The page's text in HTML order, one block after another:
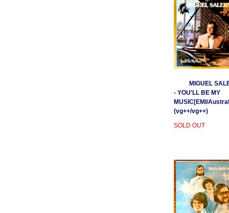
MIGUEL
- YOU'LL BE MY
MUSIC[EMI/
(vg++/vg++)
SOLD OUT